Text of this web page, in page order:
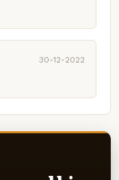
30-12-2022